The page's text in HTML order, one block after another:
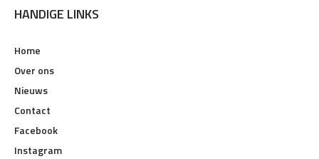
HANDIGE LINKS
Home
Over ons
Nieuws
Contact
Facebook
Instagram